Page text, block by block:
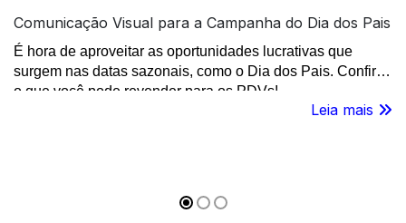
Comunicação Visual para a Campanha do Dia dos Pais
É hora de aproveitar as oportunidades lucrativas que
surgem nas datas sazonais, como o Dia dos Pais. Confira
o que você pode revender para os PDVs!
Leia mais